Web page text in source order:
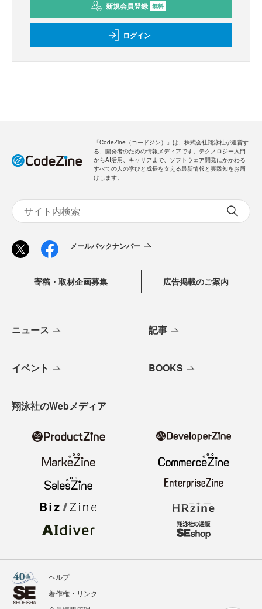
新規会員登録 無料
ログイン
「CodeZine（コードジン）」は、株式会社翔泳社が運営す
る、開発者のための情報メディアです。テクノロジー入門
からAI活用、キャリアまで、ソフトウェア開発にかかわる
すべての人の学びと成長を支える最新情報と実践知をお届
けします。
メールバックナンバー
寄稿・取材企画募集 広告掲載のご案内
ニュース 記事
イベント BOOKS
翔泳社のWebメディア
ヘルプ
著作権・リンク